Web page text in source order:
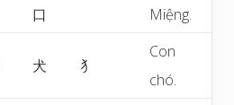
口 Miệng.
犬 犭
Con
chó.